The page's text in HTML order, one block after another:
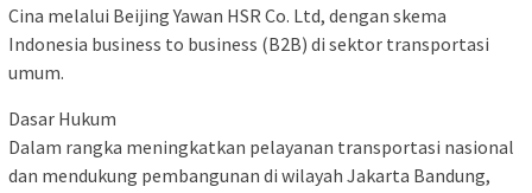
Cina melalui Beijing Yawan HSR Co. Ltd, dengan skema
Indonesia business to business (B2B) di sektor transportasi
umum.
Dasar Hukum
Dalam rangka meningkatkan pelayanan transportasi nasional
dan mendukung pembangunan di wilayah Jakarta Bandung,